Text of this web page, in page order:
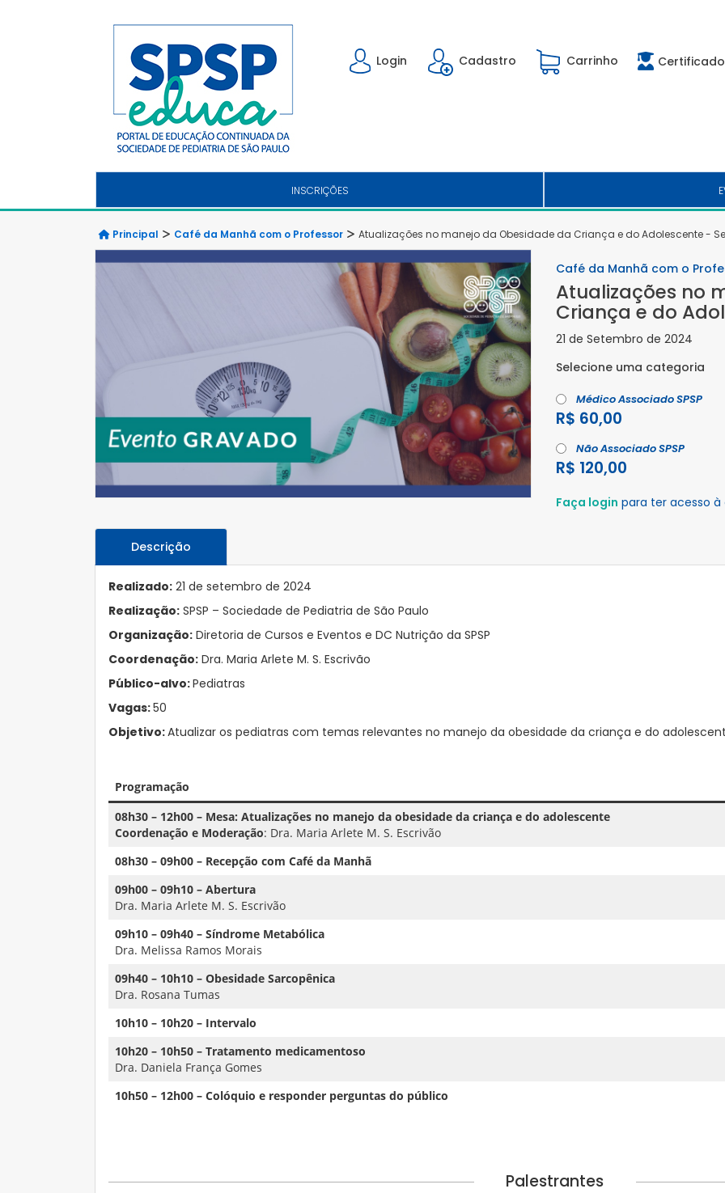
Login Cadastro Carrinho Certificado
INSCRIÇÕES
Principal Café da Manhã com o Professor Atualizações no manejo da Obesidade da Criança e do Adolescente -
Café da Manhã com o
Atualizações no
Criança e do
21 de Setembro de 2024
Selecione uma categoria
Médico Associado SPSP
R$ 60,00
Não Associado SPSP
R$ 120,00
Faça login para ter acesso
Descrição
Realizado: 21 de setembro de 2024
Realização: SPSP – Sociedade de Pediatria de São Paulo
Organização: Diretoria de Cursos e Eventos e DC Nutrição da SPSP
Coordenação: Dra. Maria Arlete M. S. Escrivão
Público-alvo:Pediatras
Vagas:50
Objetivo:Atualizar os pediatras com temas relevantes no manejo da obesidade da criança e do
Programação
08h30 – 12h00 – Mesa: Atualizações no manejo da obesidade da criança e do adolescente
Coordenação e Moderação: Dra. Maria Arlete M. S. Escrivão
08h30 – 09h00 – Recepção com Café da Manhã
09h00 – 09h10 – Abertura
Dra. Maria Arlete M. S. Escrivão
09h10 – 09h40 – Síndrome Metabólica
Dra. Melissa Ramos Morais
09h40 – 10h10 – Obesidade Sarcopênica
Dra. Rosana Tumas
10h10 – 10h20 – Intervalo
10h20 – 10h50 – Tratamento medicamentoso
Dra. Daniela França Gomes
10h50 – 12h00 – Colóquio e responder perguntas do público
Palestrantes